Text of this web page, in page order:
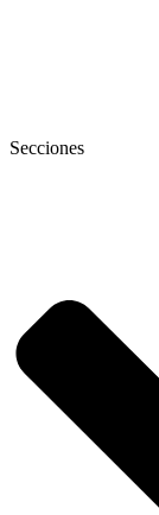
Secciones